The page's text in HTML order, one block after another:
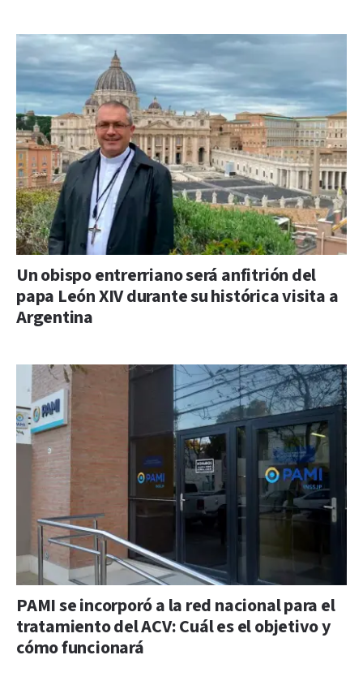
Un obispo entrerriano será anfitrión del
papa León XIV durante su histórica visita a
Argentina
PAMI se incorporó a la red nacional para el
tratamiento del ACV: Cuál es el objetivo y
cómo funcionará